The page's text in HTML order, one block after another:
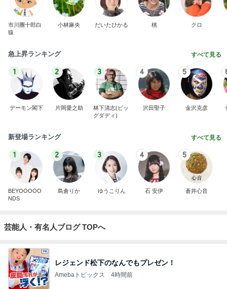
市川團十郎白
猿
小林麻央 だいたひかる 桃 クロ
急上昇ランキング すべて見る
1
デーモン閣下
2
片岡愛之助
3
林下清志(ビッ
グダディ)
4
沢田聖子
5
金沢克彦
新登場ランキング すべて見る
1
BEYOOOOO
NDS
2
島倉りか
3
ゆうこりん
4
石 安伊
5
蒼井心音
芸能人・有名人ブログ TOPへ
レジェンド松下のなんでもプレゼン！
Amebaトピックス 4時間前